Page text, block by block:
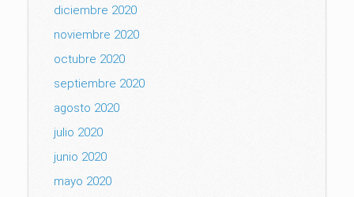
diciembre 2020
noviembre 2020
octubre 2020
septiembre 2020
agosto 2020
julio 2020
junio 2020
mayo 2020